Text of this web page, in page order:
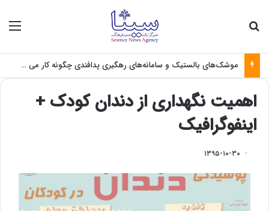
موشک‌های بالستیک و سامانه‌های رهگیری پدافندی چگونه کار می کنند؟
اهمیت نگهداری از دندان کودک +
اینفوگرافیک
۱۳۹۵-۱۰-۳۰